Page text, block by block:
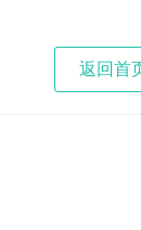
返回首